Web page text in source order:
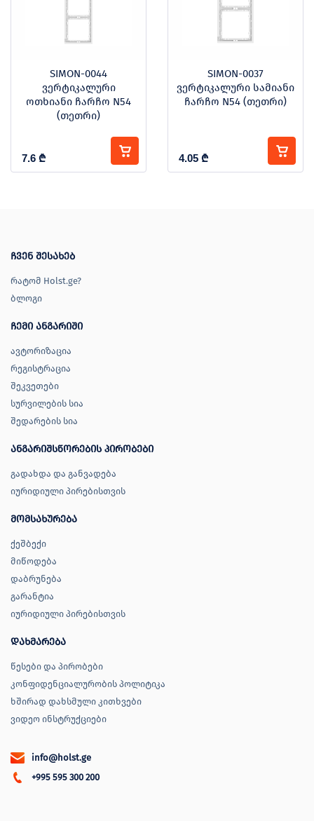
SIMON-0044
ვერტიკალური
ოთხიანი ჩარჩო N54
(თეთრი)
7.6 ₾
SIMON-0037
ვერტიკალური სამიანი
ჩარჩო N54 (თეთრი)
4.05 ₾
ჩვენ შესახებ
რატომ Holst.ge?
ბლოგი
ჩემი ანგარიში
ავტორიზაცია
რეგისტრაცია
შეკვეთები
სურვილების სია
შედარების სია
ანგარიშსწორების პირობები
გადახდა და განვადება
იურიდიული პირებისთვის
მომსახურება
ქეშბექი
მიწოდება
დაბრუნება
გარანტია
იურიდიული პირებისთვის
დახმარება
წესები და პირობები
კონფიდენციალურობის პოლიტიკა
ხშირად დახსმული კითხვები
ვიდეო ინსტრუქციები
info@holst.ge
+995 595 300 200